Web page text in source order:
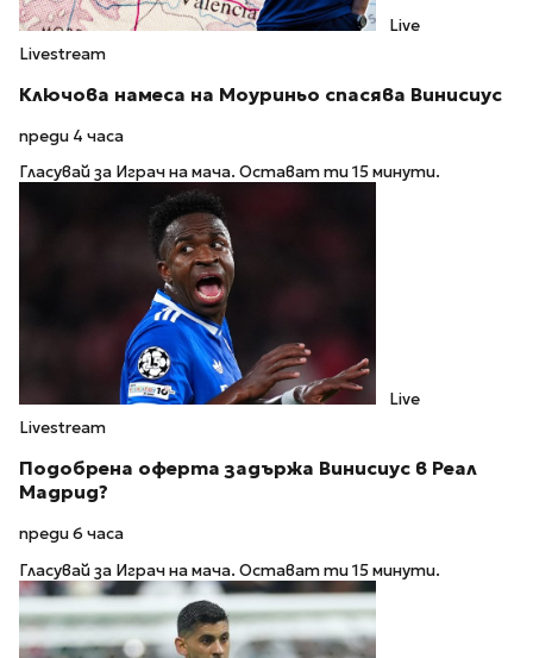
Live
Livestream
Ключова намеса на Моуриньо спасява Винисиус
преди 4 часа
Гласувай за Играч на мача. Остават ти 15 минути.
Live
Livestream
Подобрена оферта задържа Винисиус в Реал
Мадрид?
преди 6 часа
Гласувай за Играч на мача. Остават ти 15 минути.